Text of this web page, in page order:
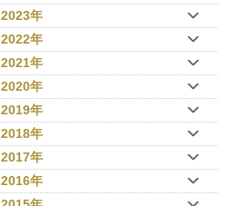
2023年
2022年
2021年
2020年
2019年
2018年
2017年
2016年